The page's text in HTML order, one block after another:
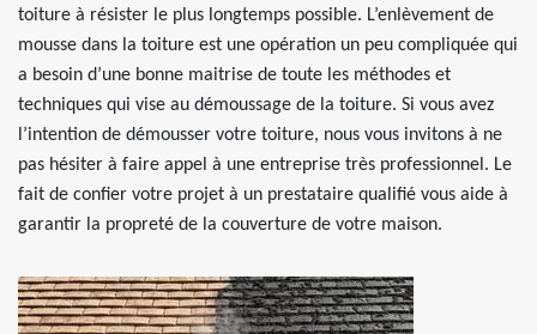
toiture à résister le plus longtemps possible. L’enlèvement de
mousse dans la toiture est une opération un peu compliquée qui
a besoin d’une bonne maitrise de toute les méthodes et
techniques qui vise au démoussage de la toiture. Si vous avez
l’intention de démousser votre toiture, nous vous invitons à ne
pas hésiter à faire appel à une entreprise très professionnel. Le
fait de confier votre projet à un prestataire qualifié vous aide à
garantir la propreté de la couverture de votre maison.